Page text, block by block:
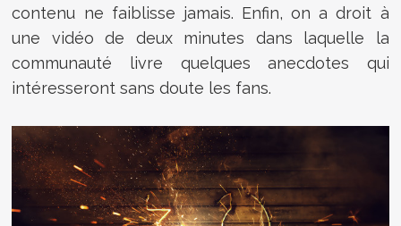
contenu ne faiblisse jamais. Enfin, on a droit à
une vidéo de deux minutes dans laquelle la
communauté livre quelques anecdotes qui
intéresseront sans doute les fans.